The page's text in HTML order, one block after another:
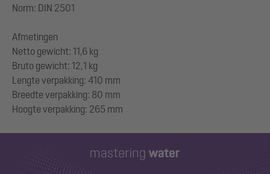
Norm: DIN 2501
Afmetingen
Netto gewicht: 11,6 kg
Bruto gewicht: 12,1 kg
Lengte verpakking: 410 mm
Breedte verpakking: 80 mm